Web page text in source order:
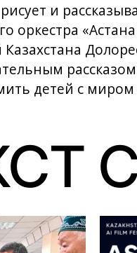
и
оркестра
Казахстана
детей с